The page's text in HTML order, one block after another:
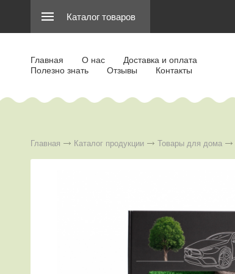
Каталог товаров
Главная О нас
Доставка и оплата
Полезно знать
Отзывы Контакты
Главная Каталог продукции Товары для дома